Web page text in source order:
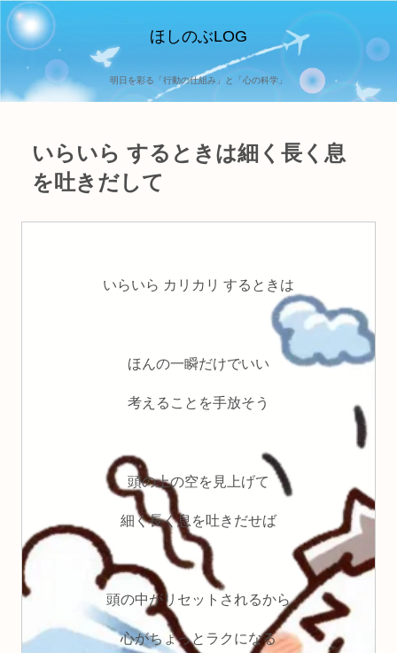
ほしのぶLOG
明日を彩る「行動の仕組み」と「心の科学」
いらいら するときは細く長く息
を吐きだして
いらいら カリカリ するときは
ほんの一瞬だけでいい
考えることを手放そう
頭の上の空を見上げて
細く長く息を吐きだせば
頭の中がリセットされるから
心がちょっとラクになる